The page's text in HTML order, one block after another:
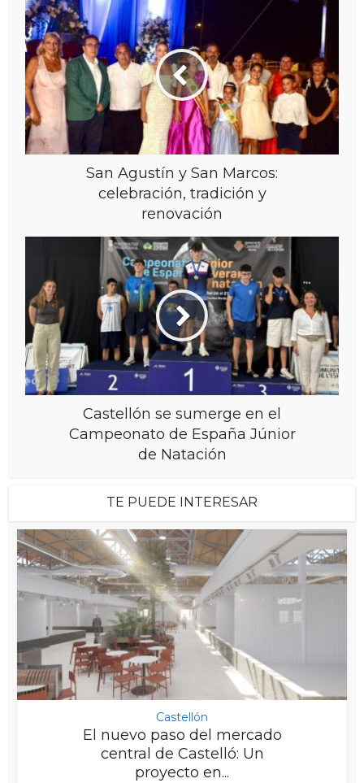
San Agustín y San Marcos:
celebración, tradición y
renovación
Castellón se sumerge en el
Campeonato de España Júnior
de Natación
TE PUEDE INTERESAR
Castellón
El nuevo paso del mercado
central de Castelló: Un
proyecto en...